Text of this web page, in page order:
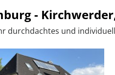
-
durchdachtes und